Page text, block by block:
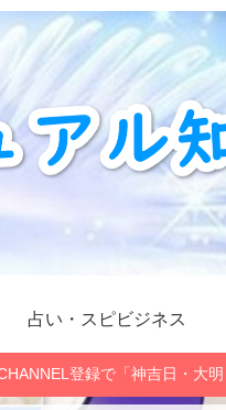
占い・スピビジネス
登録で「神吉日・大